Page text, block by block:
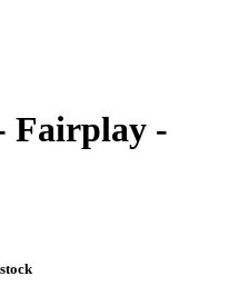
Fairplay -